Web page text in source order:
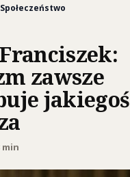
Społeczeństwo
zawsze
jakiegoś
min